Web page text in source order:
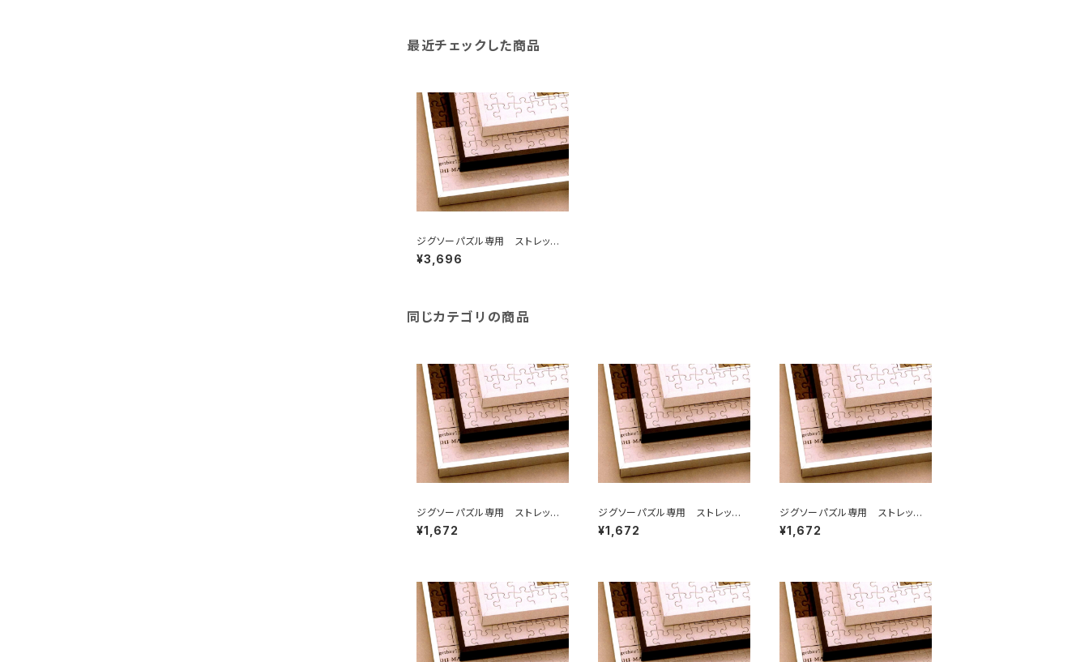
最近チェックした商品
ジグソーパズル専用 ストレッチラ
イン 615×615ミリ （12ボ)
¥3,696
同じカテゴリの商品
ジグソーパズル専用 ストレッチラ
イン 250×340ミリ （2)
¥1,672
ジグソーパズル専用 ストレッチラ
イン 250×350ミリ （2T)
¥1,672
ジグソーパズル専用 ストレッチラ
イン 252×324ミリ （2ア）
¥1,672